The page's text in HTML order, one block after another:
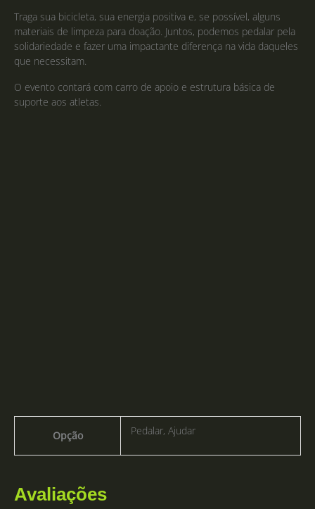
Traga sua bicicleta, sua energia positiva e, se possível, alguns
materiais de limpeza para doação. Juntos, podemos pedalar pela
solidariedade e fazer uma impactante diferença na vida daqueles
que necessitam.
O evento contará com carro de apoio e estrutura básica de
suporte aos atletas.
Opção Pedalar, Ajudar
Avaliações